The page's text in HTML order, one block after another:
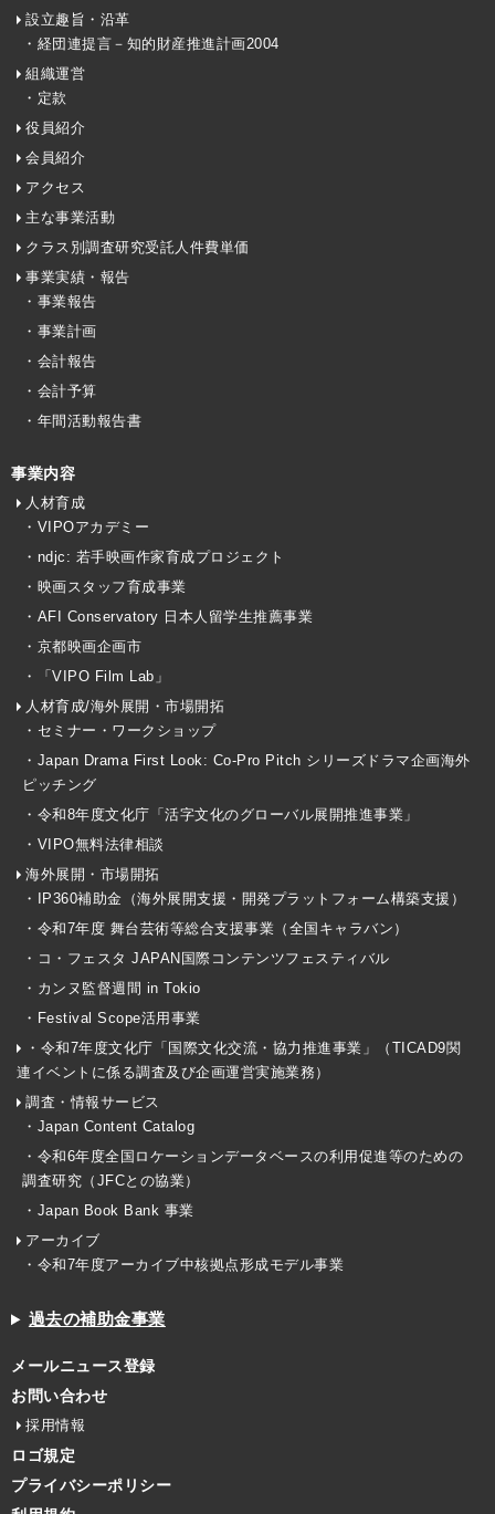
設立趣旨・沿革
・経団連提言－知的財産推進計画2004
組織運営
・定款
役員紹介
会員紹介
アクセス
主な事業活動
クラス別調査研究受託人件費単価
事業実績・報告
・事業報告
・事業計画
・会計報告
・会計予算
・年間活動報告書
事業内容
人材育成
・VIPOアカデミー
・ndjc: 若手映画作家育成プロジェクト
・映画スタッフ育成事業
・AFI Conservatory 日本人留学生推薦事業
・京都映画企画市
・「VIPO Film Lab」
人材育成/海外展開・市場開拓
・セミナー・ワークショップ
・Japan Drama First Look: Co-Pro Pitch シリーズドラマ企画海外
ピッチング
・令和8年度文化庁「活字文化のグローバル展開推進事業」
・VIPO無料法律相談
海外展開・市場開拓
・IP360補助金（海外展開支援・開発プラットフォーム構築支援）
・令和7年度 舞台芸術等総合支援事業（全国キャラバン）
・コ・フェスタ JAPAN国際コンテンツフェスティバル
・カンヌ監督週間 in Tokio
・Festival Scope活用事業
・令和7年度文化庁「国際文化交流・協力推進事業」（TICAD9関
連イベントに係る調査及び企画運営実施業務）
調査・情報サービス
・Japan Content Catalog
・令和6年度全国ロケーションデータベースの利用促進等のための
調査研究（JFCとの協業）
・Japan Book Bank 事業
アーカイブ
・令和7年度アーカイブ中核拠点形成モデル事業
過去の補助金事業
メールニュース登録
お問い合わせ
採用情報
ロゴ規定
プライバシーポリシー